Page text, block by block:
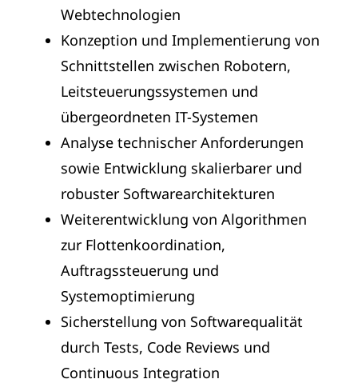
Webtechnologien
Konzeption und Implementierung von
Schnittstellen zwischen Robotern,
Leitsteuerungssystemen und
übergeordneten IT-Systemen
Analyse technischer Anforderungen
sowie Entwicklung skalierbarer und
robuster Softwarearchitekturen
Weiterentwicklung von Algorithmen
zur Flottenkoordination,
Auftragssteuerung und
Systemoptimierung
Sicherstellung von Softwarequalität
durch Tests, Code Reviews und
Continuous Integration